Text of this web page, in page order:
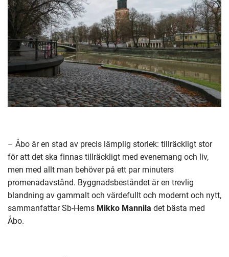
– Åbo är en stad av precis lämplig storlek: tillräckligt stor
för att det ska finnas tillräckligt med evenemang och liv,
men med allt man behöver på ett par minuters
promenadavstånd. Byggnadsbeståndet är en trevlig
blandning av gammalt och värdefullt och modernt och nytt,
sammanfattar Sb-Hems Mikko Mannila det bästa med
Åbo.